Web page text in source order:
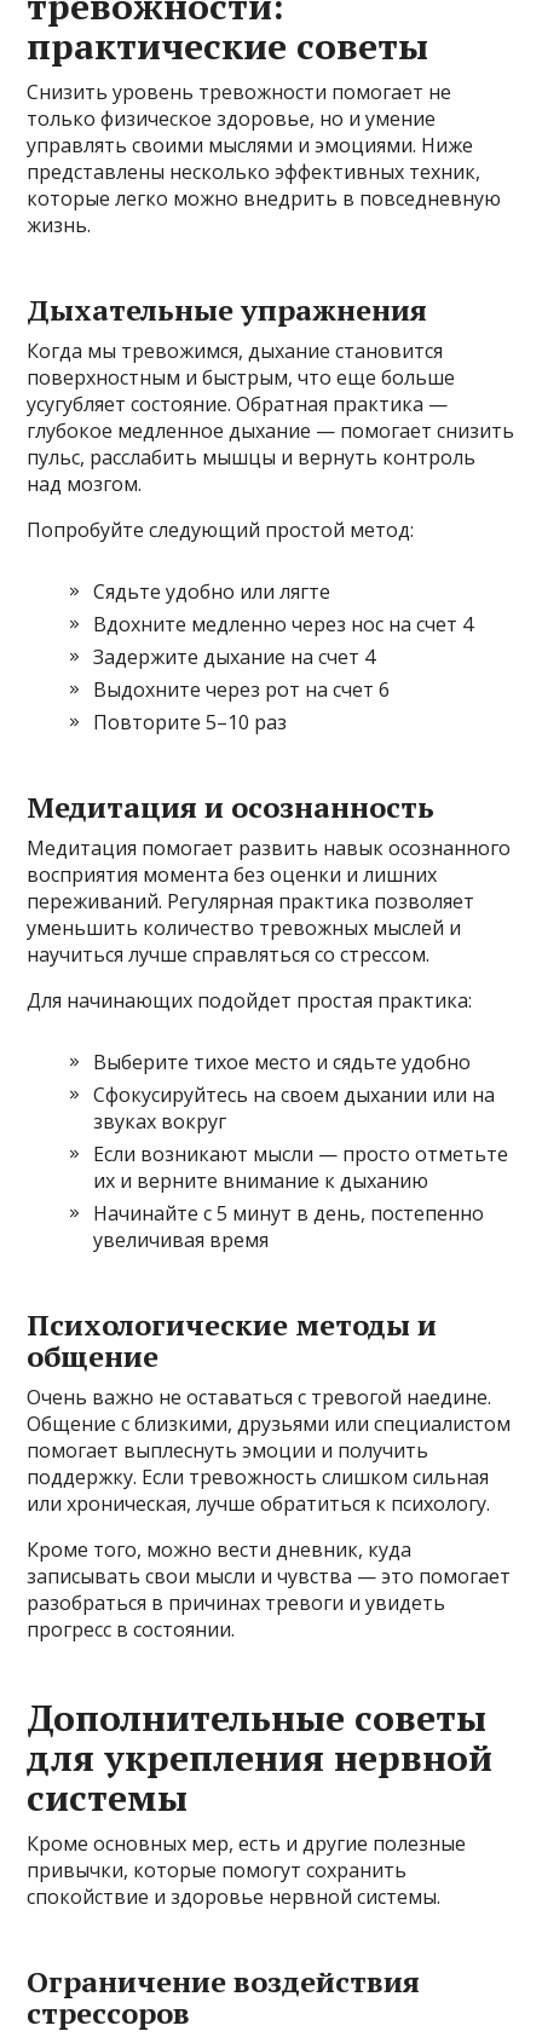
практические советы
Снизить уровень тревожности помогает не
только физическое здоровье, но и умение
управлять своими мыслями и эмоциями. Ниже
представлены несколько эффективных техник,
которые легко можно внедрить в повседневную
жизнь.
Дыхательные упражнения
Когда мы тревожимся, дыхание становится
поверхностным и быстрым, что еще больше
усугубляет состояние. Обратная практика —
глубокое медленное дыхание — помогает снизить
пульс, расслабить мышцы и вернуть контроль
над мозгом.
Попробуйте следующий простой метод:
Сядьте удобно или лягте
Вдохните медленно через нос на счет 4
Задержите дыхание на счет 4
Выдохните через рот на счет 6
Повторите 5–10 раз
Медитация и осознанность
Медитация помогает развить навык осознанного
восприятия момента без оценки и лишних
переживаний. Регулярная практика позволяет
уменьшить количество тревожных мыслей и
научиться лучше справляться со стрессом.
Для начинающих подойдет простая практика:
Выберите тихое место и сядьте удобно
Сфокусируйтесь на своем дыхании или на
звуках вокруг
Если возникают мысли — просто отметьте
их и верните внимание к дыханию
Начинайте с 5 минут в день, постепенно
увеличивая время
Психологические методы и
общение
Очень важно не оставаться с тревогой наедине.
Общение с близкими, друзьями или специалистом
помогает выплеснуть эмоции и получить
поддержку. Если тревожность слишком сильная
или хроническая, лучше обратиться к психологу.
Кроме того, можно вести дневник, куда
записывать свои мысли и чувства — это помогает
разобраться в причинах тревоги и увидеть
прогресс в состоянии.
Дополнительные советы
для укрепления нервной
системы
Кроме основных мер, есть и другие полезные
привычки, которые помогут сохранить
спокойствие и здоровье нервной системы.
Ограничение воздействия
стрессоров